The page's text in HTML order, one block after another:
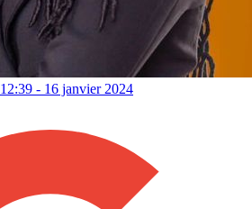
12:39 - 16 janvier 2024